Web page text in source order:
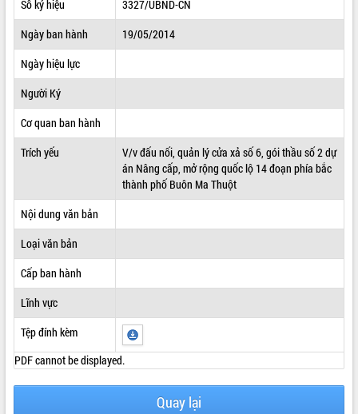
SỞ, BAN, NGÀNH
THÔNG TIN CHỈ ĐẠO ĐIỀU HÀNH
HỆ THỐNG VĂN BẢN
VĂN BẢN HĐND TỈNH
QUY HOẠCH - KẾ HOẠCH
Số ký hiệu
3327/UBND-CN
Ngày ban hành
19/05/2014
Ngày hiệu lực
Người Ký
Cơ quan ban hành
Trích yếu
V/v đấu nối, quản lý cửa xả số 6, gói thầu số 2 dự
án Nâng cấp, mở rộng quốc lộ 14 đoạn phía bắc
thành phố Buôn Ma Thuột
Nội dung văn bản
Loại văn bản
Cấp ban hành
Lĩnh vực
Tệp đính kèm
PDF cannot be displayed.
Quay lại